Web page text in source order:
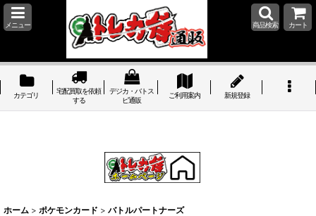
メニュー 商品検索 カート
カテゴリ
宅配買取を依頼
する
デジカ・バトス
ピ通販
ご利用案内 新規登録
ホーム > ポケモンカード > バトルパートナーズ